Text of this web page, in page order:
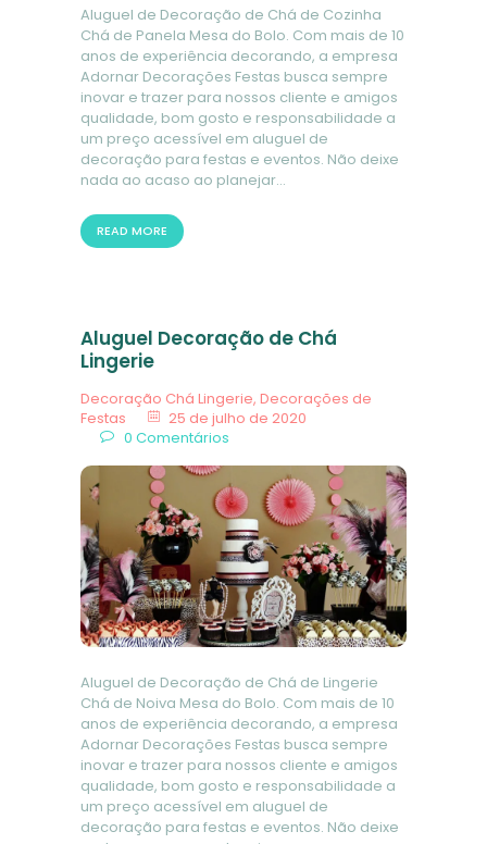
Aluguel de Decoração de Chá de Cozinha
Chá de Panela Mesa do Bolo. Com mais de 10
anos de experiência decorando, a empresa
Adornar Decorações Festas busca sempre
inovar e trazer para nossos cliente e amigos
qualidade, bom gosto e responsabilidade a
um preço acessível em aluguel de
decoração para festas e eventos. Não deixe
nada ao acaso ao planejar…
READ MORE
Aluguel Decoração de Chá
Lingerie
Decoração Chá Lingerie, Decorações de
Festas
25 de julho de 2020
0 Comentários
Aluguel de Decoração de Chá de Lingerie
Chá de Noiva Mesa do Bolo. Com mais de 10
anos de experiência decorando, a empresa
Adornar Decorações Festas busca sempre
inovar e trazer para nossos cliente e amigos
qualidade, bom gosto e responsabilidade a
um preço acessível em aluguel de
decoração para festas e eventos. Não deixe